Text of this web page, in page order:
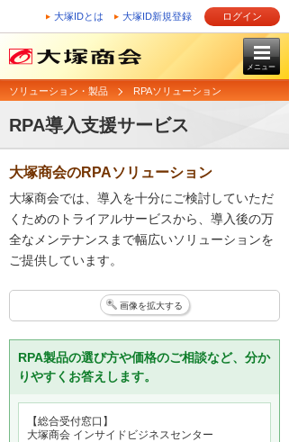
大塚IDとは 大塚ID新規登録 ログイン
メニュー
ソリューション・製品 RPAソリューション
RPA導入支援サービス
大塚商会のRPAソリューション
大塚商会では、導入を十分にご検討していただ
くためのトライアルサービスから、導入後の万
全なメンテナンスまで幅広いソリューションを
ご提供しています。
画像を拡大する
RPA製品の選び方や価格のご相談など、分か
りやすくお答えします。
【総合受付窓口】
大塚商会 インサイドビジネスセンター